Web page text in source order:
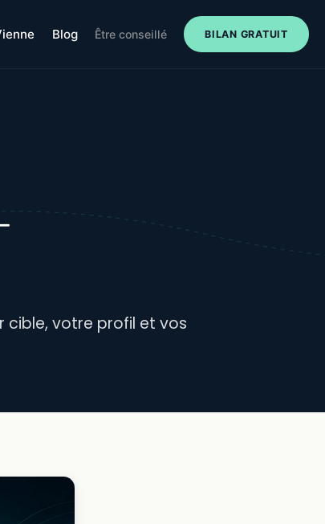
Blog Être conseillé BILAN GRATUIT
cible, votre profil et vos